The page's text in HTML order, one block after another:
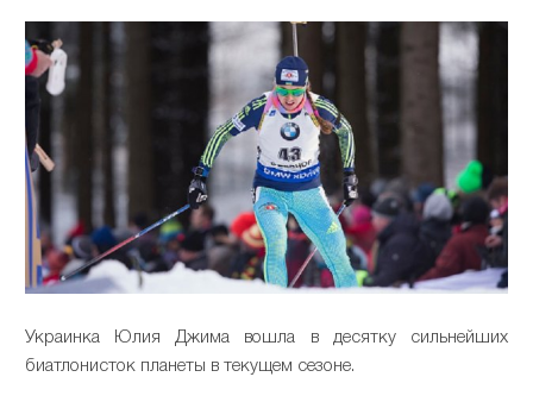
Украинка Юлия Джима вошла в десятку сильнейших
биатлонисток планеты в текущем сезоне.